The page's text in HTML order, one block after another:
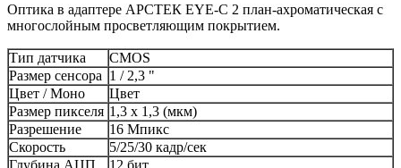
Оптика в адаптере АРСТЕК EYE-C 2 план-ахроматическая с
многослойным просветляющим покрытием.
Тип датчика
CMOS
Размер сенсора 1 / 2,3 "
Цвет / Моно
Цвет
Размер пикселя 1,3 х 1,3 (мкм)
Разрешение
16 Мпикс
Скорость
5/25/30 кадр/сек
Глубина АЦП
12 бит